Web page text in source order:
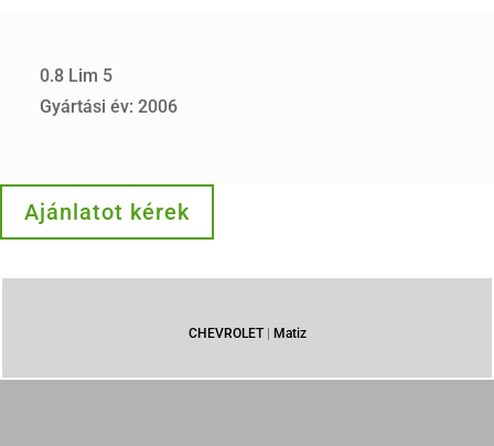
0.8 Lim 5
Gyártási év: 2006
Ajánlatot kérek
CHEVROLET| Matiz